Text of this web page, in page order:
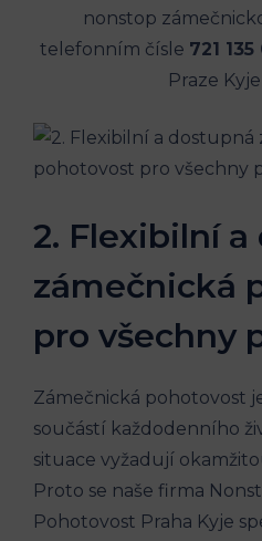
nonstop
telefonním čísle 721
Praze
2. Flexibilní
zámečnická
pro všechny
Zámečnická pohotovost
součástí každodenního
situace vyžadují
Proto se naše firma
Pohotovost Praha Kyje